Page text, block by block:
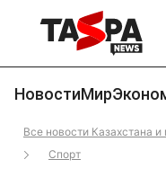
НовостиМир
Все новости Казахстана и
Спорт